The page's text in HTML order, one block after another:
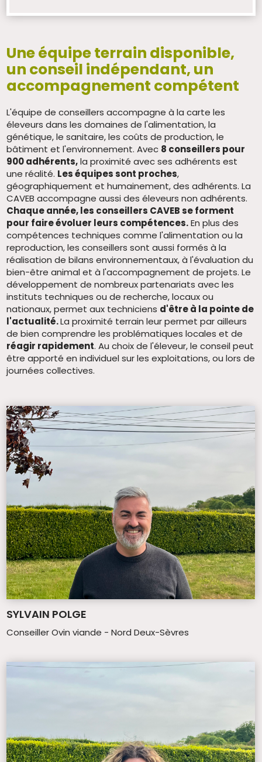
Une équipe terrain disponible,
un conseil indépendant, un
accompagnement compétent
L'équipe de conseillers accompagne à la carte les
éleveurs dans les domaines de l'alimentation, la
génétique, le sanitaire, les coûts de production, le
bâtiment et l'environnement. Avec 8 conseillers pour
900 adhérents,la proximité avec ses adhérents est
une réalité. Les équipes sont proches,
géographiquement et humainement, des adhérents. La
CAVEB accompagne aussi des éleveurs non adhérents.
Chaque année, les conseillers CAVEB se forment
pour faire évoluer leurs compétences.En plus des
compétences techniques comme l'alimentation ou la
reproduction, les conseillers sont aussi formés à la
réalisation de bilans environnementaux, à l'évaluation du
bien-être animal et à l'accompagnement de projets. Le
développement de nombreux partenariats avec les
instituts techniques ou de recherche, locaux ou
nationaux, permet aux techniciens d'être à la pointe de
l'actualité.La proximité terrain leur permet par ailleurs
de bien comprendre les problématiques locales et de
réagir rapidement. Au choix de l'éleveur, le conseil peut
être apporté en individuel sur les exploitations, ou lors de
journées collectives.
SYLVAIN POLGE
Conseiller Ovin viande - Nord Deux-Sèvres